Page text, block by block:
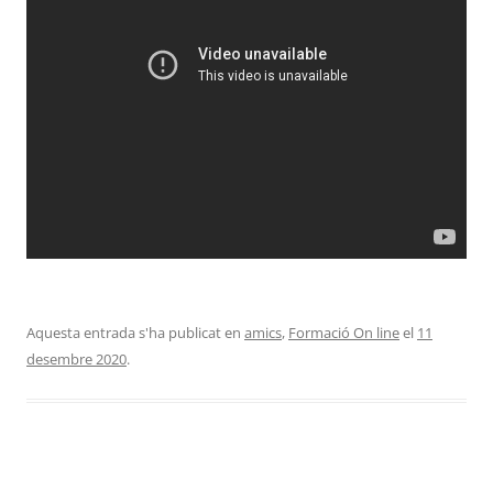
Aquesta entrada s'ha publicat en amics, Formació On lineel 11
desembre 2020.